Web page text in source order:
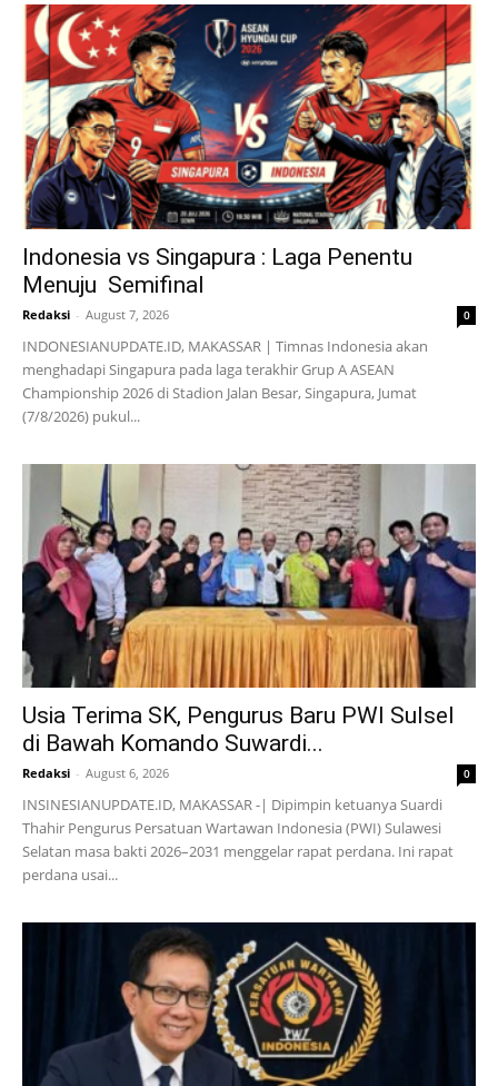
Indonesia vs Singapura : Laga Penentu
Menuju Semifinal
Redaksi - August 7, 2026 0
INDONESIANUPDATE.ID, MAKASSAR | Timnas Indonesia akan
menghadapi Singapura pada laga terakhir Grup A ASEAN
Championship 2026 di Stadion Jalan Besar, Singapura, Jumat
(7/8/2026) pukul...
Usia Terima SK, Pengurus Baru PWI Sulsel
di Bawah Komando Suwardi...
Redaksi - August 6, 2026 0
INSINESIANUPDATE.ID, MAKASSAR -| Dipimpin ketuanya Suardi
Thahir Pengurus Persatuan Wartawan Indonesia (PWI) Sulawesi
Selatan masa bakti 2026–2031 menggelar rapat perdana. Ini rapat
perdana usai...